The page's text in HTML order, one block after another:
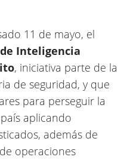
11 de mayo, el
Inteligencia
, iniciativa parte de la
de seguridad, y que
para perseguir la
aplicando
además de
operaciones